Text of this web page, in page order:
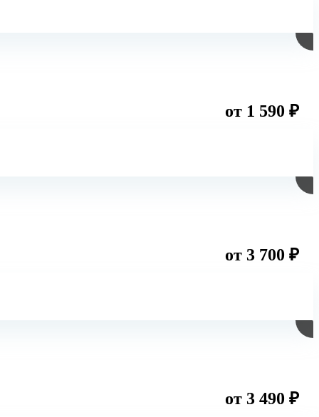
от 1 590 ₽
от 3 700 ₽
от 3 490 ₽